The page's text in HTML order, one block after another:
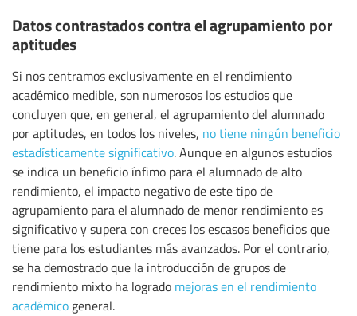
Datos contrastados contra el agrupamiento por
aptitudes
Si nos centramos exclusivamente en el rendimiento
académico medible, son numerosos los estudios que
concluyen que, en general, el agrupamiento del alumnado
por aptitudes, en todos los niveles, no tiene ningún beneficio
estadísticamente significativo. Aunque en algunos estudios
se indica un beneficio ínfimo para el alumnado de alto
rendimiento, el impacto negativo de este tipo de
agrupamiento para el alumnado de menor rendimiento es
significativo y supera con creces los escasos beneficios que
tiene para los estudiantes más avanzados. Por el contrario,
se ha demostrado que la introducción de grupos de
rendimiento mixto ha logrado mejoras en el rendimiento
académico general.